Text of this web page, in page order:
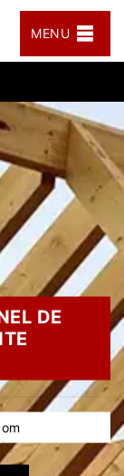
MENU
DE